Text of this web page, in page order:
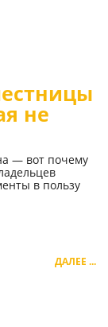
не
— вот почему
в пользу
ДАЛЕЕ ...